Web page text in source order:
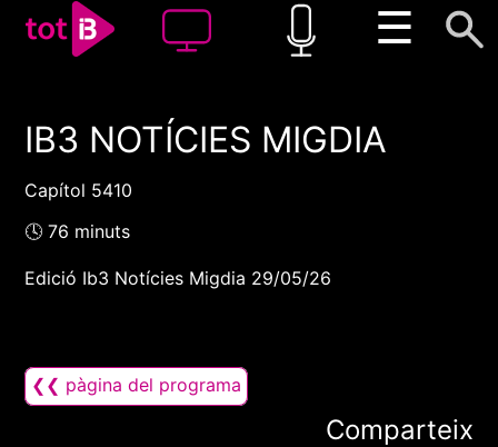
☰
00:00 00:00
IB3 NOTÍCIES MIGDIA
Capítol 5410
🕓 76 minuts
Edició Ib3 Notícies Migdia 29/05/26
❮❮ pàgina del programa
Comparteix